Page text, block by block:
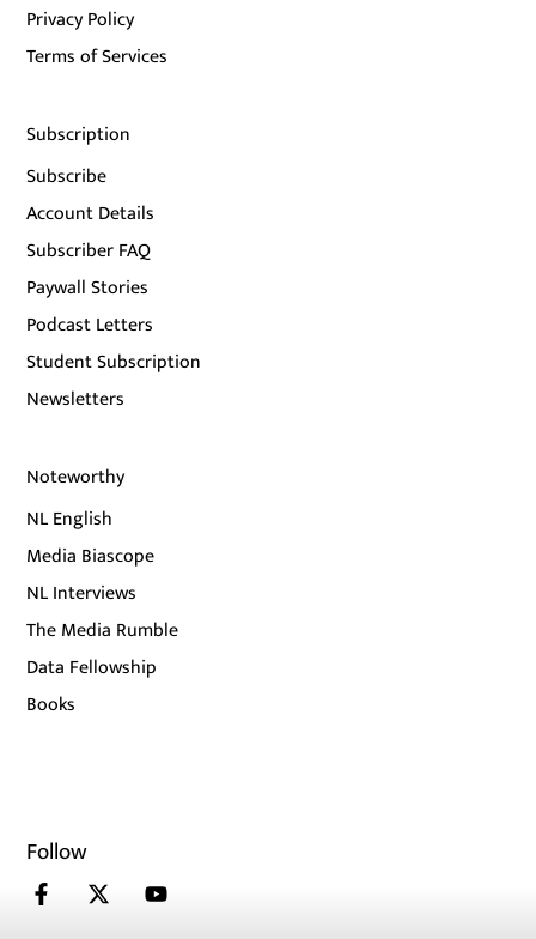
Privacy Policy
Terms of Services
Subscription
Subscribe
Account Details
Subscriber FAQ
Paywall Stories
Podcast Letters
Student Subscription
Newsletters
Noteworthy
NL English
Media Biascope
NL Interviews
The Media Rumble
Data Fellowship
Books
Follow